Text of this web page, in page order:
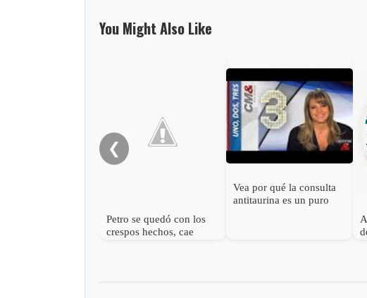
You Might Also Like
❮
Petro se quedó con los
crespos hechos, cae
Vea por qué la consulta
antitaurina es un puro